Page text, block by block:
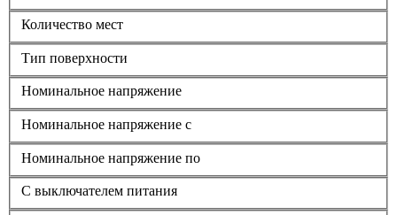
Количество мест
Тип поверхности
Номинальное напряжение
Номинальное напряжение с
Номинальное напряжение по
С выключателем питания